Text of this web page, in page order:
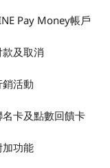
Pay Money帳戶
款及取消
銷活動
名卡及點數回饋卡
加功能